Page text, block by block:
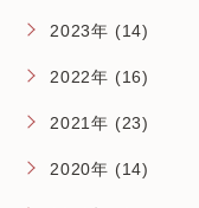
2023年 (14)
2022年 (16)
2021年 (23)
2020年 (14)